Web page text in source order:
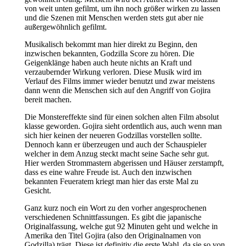
von weit unten gefilmt, um ihn noch größer wirken zu lassen
und die Szenen mit Menschen werden stets gut aber nie
außergewöhnlich gefilmt.
Musikalisch bekommt man hier direkt zu Beginn, den
inzwischen bekannten, Godzilla Score zu hören. Die
Geigenklänge haben auch heute nichts an Kraft und
verzaubernder Wirkung verloren. Diese Musik wird im
Verlauf des Films immer wieder benutzt und zwar meistens
dann wenn die Menschen sich auf den Angriff von Gojira
bereit machen.
Die Monstereffekte sind für einen solchen alten Film absolut
klasse geworden. Gojira sieht ordentlich aus, auch wenn man
sich hier keinen der neueren Godzillas vorstellen sollte.
Dennoch kann er überzeugen und auch der Schauspieler
welcher in dem Anzug steckt macht seine Sache sehr gut.
Hier werden Strommastern abgerissen und Häuser zerstampft,
dass es eine wahre Freude ist. Auch den inzwischen
bekannten Feueratem kriegt man hier das erste Mal zu
Gesicht.
Ganz kurz noch ein Wort zu den vorher angesprochenen
verschiedenen Schnittfassungen. Es gibt die japanische
Originalfassung, welche gut 92 Minuten geht und welche in
Amerika den Titel Gojira (also den Originalnamen von